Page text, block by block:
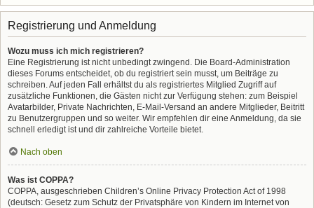
Registrierung und Anmeldung
Wozu muss ich mich registrieren?
Eine Registrierung ist nicht unbedingt zwingend. Die Board-Administration
dieses Forums entscheidet, ob du registriert sein musst, um Beiträge zu
schreiben. Auf jeden Fall erhältst du als registriertes Mitglied Zugriff auf
zusätzliche Funktionen, die Gästen nicht zur Verfügung stehen: zum Beispiel
Avatarbilder, Private Nachrichten, E-Mail-Versand an andere Mitglieder, Beitritt
zu Benutzergruppen und so weiter. Wir empfehlen dir eine Anmeldung, da sie
schnell erledigt ist und dir zahlreiche Vorteile bietet.
Nach oben
Was ist COPPA?
COPPA, ausgeschrieben Children’s Online Privacy Protection Act of 1998
(deutsch: Gesetz zum Schutz der Privatsphäre von Kindern im Internet von